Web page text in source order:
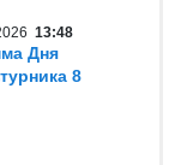
13:48
Дня
8